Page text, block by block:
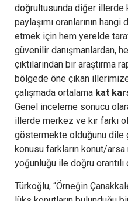
doğrultusunda diğer illerde
paylaşımı oranlarının
etmek için hem yerelde
güvenilir danışmanlardan,
çıktılarından bir araştırma
bölgede öne çıkan
çalışmada ortalama kat
Genel inceleme sonucu
illerde merkez ve kır farkı
göstermekte olduğunu dile
konusu farkların konut/arsa
yoğunluğu ile doğru orantılı
Türkoğlu, “Örneğin